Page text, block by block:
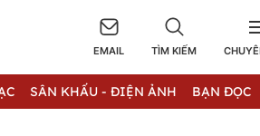
EMAIL TÌM KIẾM
SÂN KHẤU - ĐIỆN ẢNH BẠN ĐỌC